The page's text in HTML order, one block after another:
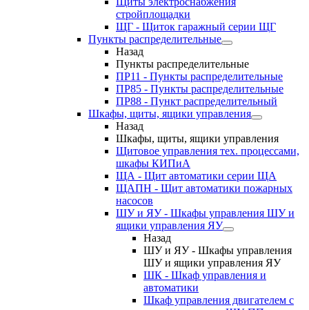
стройплощадки
ЩГ - Щиток гаражный серии ЩГ
Пункты распределительные
Назад
Пункты распределительные
ПР11 - Пункты распределительные
ПР85 - Пункты распределительные
ПР88 - Пункт распределительный
Шкафы, щиты, ящики управления
Назад
Шкафы, щиты, ящики управления
Щитовое управления тех. процессами,
шкафы КИПиА
ЩА - Щит автоматики серии ЩА
ЩАПН - Щит автоматики пожарных
насосов
ШУ и ЯУ - Шкафы управления ШУ и
ящики управления ЯУ
Назад
ШУ и ЯУ - Шкафы управления
ШУ и ящики управления ЯУ
ШК - Шкаф управления и
автоматики
Шкаф управления двигателем с